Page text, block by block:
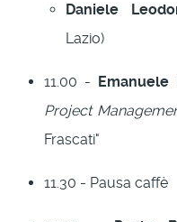
Daniele
Lazio)
11.00 - Emanuele
Project
Frascati"
11.30 - Pausa caffè